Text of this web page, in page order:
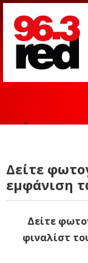
Δείτε
εμφάνιση
Δείτε
φιναλίστ